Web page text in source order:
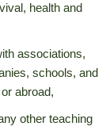
health and
associations,
schools, and
abroad,
other teaching